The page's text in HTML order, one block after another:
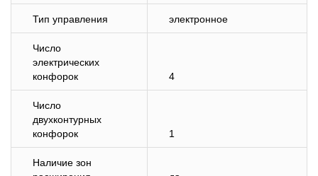
Тип управления электронное
Число
электрических
конфорок
4
Число
двухконтурных
конфорок
1
Наличие зон